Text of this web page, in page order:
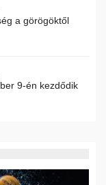
a görögöktől
9-én kezdődik